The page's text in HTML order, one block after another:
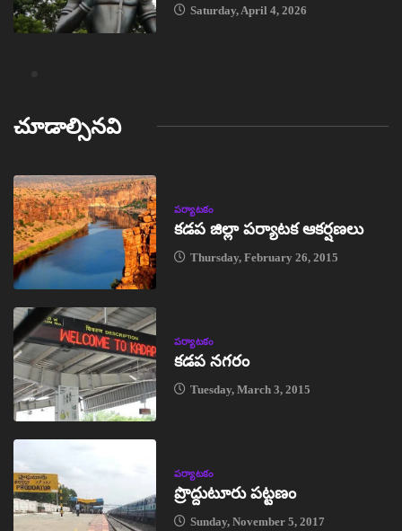
Saturday, April 4, 2026
చూడాల్సినవి
పర్యాటకం
కడప జిల్లా పర్యాటక ఆకర్షణలు
Thursday, February 26, 2015
పర్యాటకం
కడప నగరం
Tuesday, March 3, 2015
పర్యాటకం
ప్రొద్దుటూరు పట్టణం
Sunday, November 5, 2017